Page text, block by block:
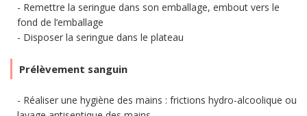
Remettre la seringue dans son emballage, embout vers le
fond de l’emballage
Disposer la seringue dans le plateau
Prélèvement sanguin
Réaliser une hygiène des mains : frictions hydro-alcoolique ou